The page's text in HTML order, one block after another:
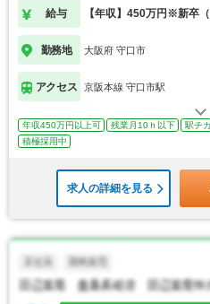
給与 【年収】450万円※新卒
勤務地 大阪府 守口市
アクセス 京阪本線 守口市駅
年収450万円以上可 残業月10ｈ以下 駅チカ
積極採用中
求人の詳細を見る